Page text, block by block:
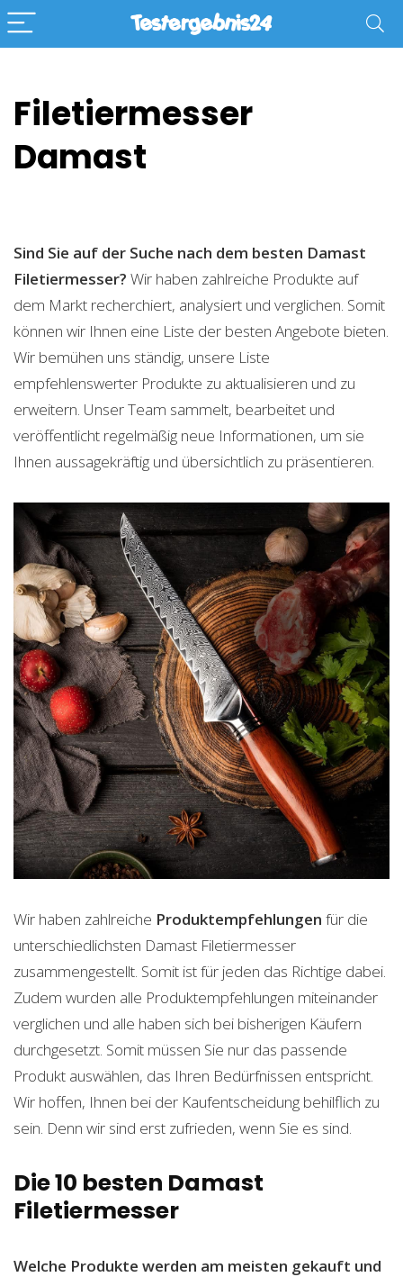
Filetiermesser
Damast
Sind Sie auf der Suche nach dem besten Damast
Filetiermesser? Wir haben zahlreiche Produkte auf
dem Markt recherchiert, analysiert und verglichen. Somit
können wir Ihnen eine Liste der besten Angebote bieten.
Wir bemühen uns ständig, unsere Liste
empfehlenswerter Produkte zu aktualisieren und zu
erweitern. Unser Team sammelt, bearbeitet und
veröffentlicht regelmäßig neue Informationen, um sie
Ihnen aussagekräftig und übersichtlich zu präsentieren.
Wir haben zahlreiche Produktempfehlungen für die
unterschiedlichsten Damast Filetiermesser
zusammengestellt. Somit ist für jeden das Richtige dabei.
Zudem wurden alle Produktempfehlungen miteinander
verglichen und alle haben sich bei bisherigen Käufern
durchgesetzt. Somit müssen Sie nur das passende
Produkt auswählen, das Ihren Bedürfnissen entspricht.
Wir hoffen, Ihnen bei der Kaufentscheidung behilflich zu
sein. Denn wir sind erst zufrieden, wenn Sie es sind.
Die 10 besten Damast
Filetiermesser
Welche Produkte werden am meisten gekauft und